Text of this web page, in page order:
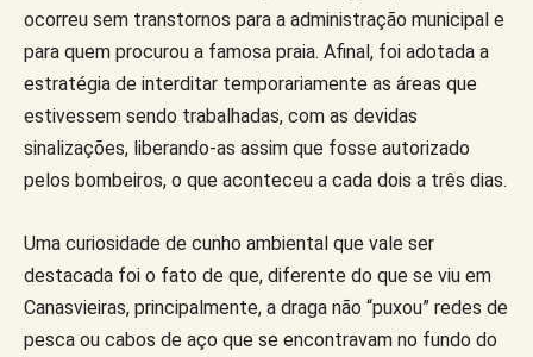
ocorreu sem transtornos para a administração municipal e
para quem procurou a famosa praia. Afinal, foi adotada a
estratégia de interditar temporariamente as áreas que
estivessem sendo trabalhadas, com as devidas
sinalizações, liberando-as assim que fosse autorizado
pelos bombeiros, o que aconteceu a cada dois a três dias.
Uma curiosidade de cunho ambiental que vale ser
destacada foi o fato de que, diferente do que se viu em
Canasvieiras, principalmente, a draga não “puxou” redes de
pesca ou cabos de aço que se encontravam no fundo do